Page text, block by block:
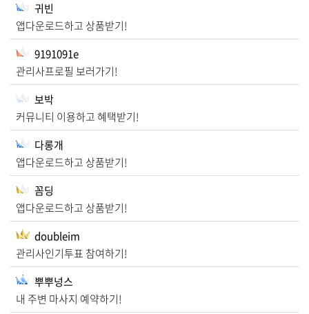
귀빈
앱다운로드하고 상품받기!
9191091e
관리사프로필 보러가기!
보박
커뮤니티 이용하고 혜택받기!
다롱개
앱다운로드하고 상품받기!
꼼딩
앱다운로드하고 상품받기!
doubleim
관리사인기투표 참여하기!
뿌뿌넝스
내 주변 마사지 예약하기!